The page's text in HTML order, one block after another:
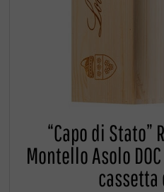
“Capo di Stato”
Montello Asolo